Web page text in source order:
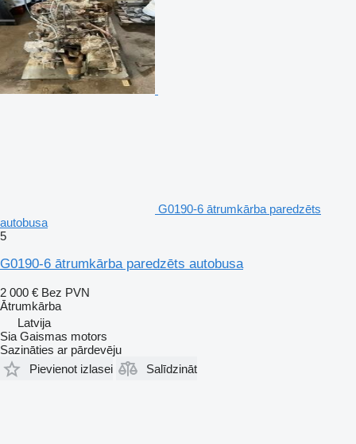
G0190-6 ātrumkārba paredzēts
autobusa
5
G0190-6 ātrumkārba paredzēts autobusa
2 000 € Bez PVN
Ātrumkārba
Latvija
Sia Gaismas motors
Sazināties ar pārdevēju
Pievienot izlasei
Salīdzināt